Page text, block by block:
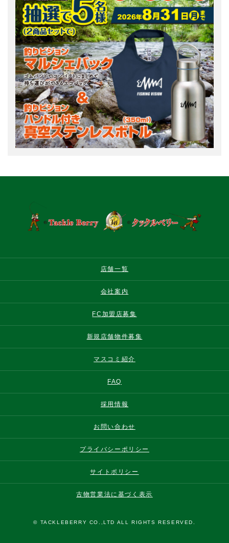
店舗一覧
会社案内
FC加盟店募集
新規店舗物件募集
マスコミ紹介
FAQ
採用情報
お問い合わせ
プライバシーポリシー
サイトポリシー
古物営業法に基づく表示
© TACKLEBERRY CO.,LTD ALL RIGHTS RESERVED.